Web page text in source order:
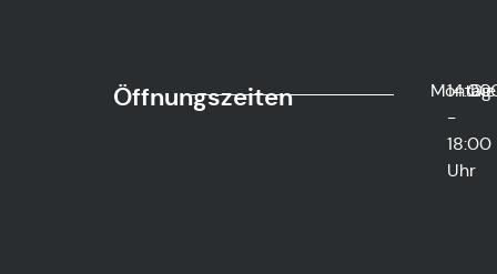
Öffnungszeiten Montag
14:00
-
18:00
Uhr